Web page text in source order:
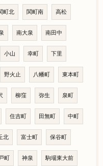
町北 関町南 高松
南大泉 南田中
小山 幸町 下里
野火止 八幡町 東本町
柳窪 弥生 泉町
住吉町 田無町 中町
北 富士町 保谷町
町 神泉 駒場東大前